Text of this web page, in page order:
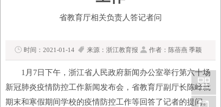
省教育厅相关负责人答记者问
时间：2021-01-14 来源：浙江教育报 作者：陈蓓燕 季颖
1月7日下午，浙江省人民政府新闻办公室举行第六十场
新冠肺炎疫情防控工作新闻发布会，省教育厅副厅长陈峰就
期末和寒假期间学校的疫情防控工作等回答了记者的提问。